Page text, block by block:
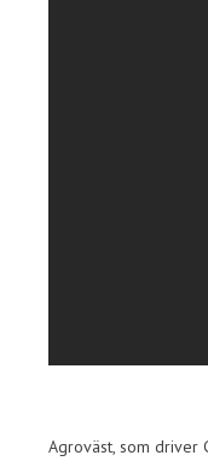
Agroväst, som driver